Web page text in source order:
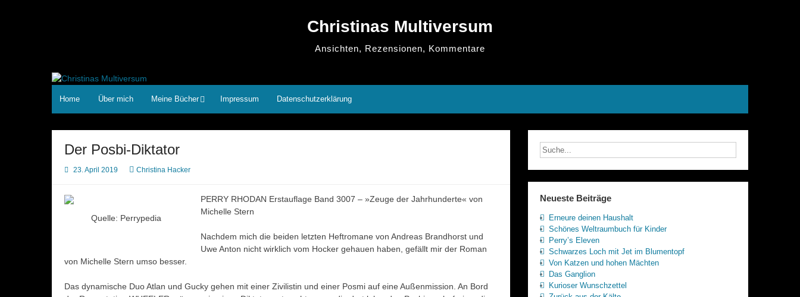
Christinas Multiversum
Ansichten, Rezensionen, Kommentare
Home Über mich Meine Bücher Impressum Datenschutzerklärung
Der Posbi-Diktator
23. April 2019 Christina Hacker
Quelle: Perrypedia
PERRY RHODAN Erstauflage Band 3007 – »Zeuge der Jahrhunderte« von
Michelle Stern
Nachdem mich die beiden letzten Heftromane von Andreas Brandhorst und
Uwe Anton nicht wirklich vom Hocker gehauen haben, gefällt mir der Roman
von Michelle Stern umso besser.
Das dynamische Duo Atlan und Gucky gehen mit einer Zivilistin und einer Posmi auf eine Außenmission. An Bord
Neueste Beiträge
Erneure deinen Haushalt
Schönes Weltraumbuch für Kinder
Perry’s Eleven
Schwarzes Loch mit Jet im Blumentopf
Von Katzen und hohen Mächten
Das Ganglion
Kurioser Wunschzettel